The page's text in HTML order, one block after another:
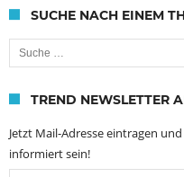
SUCHE NACH EINEM
Suche nach:
TREND NEWSLETTER
Jetzt Mail-Adresse eintragen
informiert sein!
Email